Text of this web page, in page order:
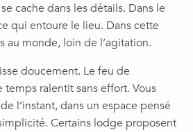
cache dans les détails. Dans le
qui entoure le lieu. Dans cette
au monde, loin de l’agitation.
doucement. Le feu de
ralentit sans effort. Vous
l’instant, dans un espace pensé
Certains lodge proposent